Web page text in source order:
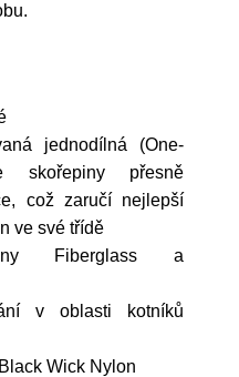
jednodílná (One-
skořepiny přesně
což zaručí nejlepší
ve své třídě
Fiberglass a
v oblasti kotníků
Wick Nylon